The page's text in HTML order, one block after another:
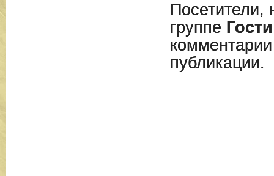
Посетители,
группе Гости
публикации.